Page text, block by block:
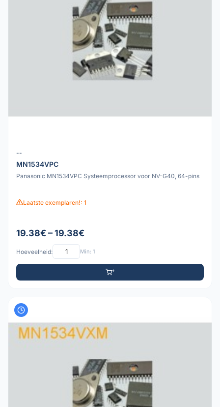
--
MN1534VPC
Panasonic MN1534VPC Systeemprocessor voor NV-G40, 64-pins
Laatste exemplaren!: 1
19.38€ – 19.38€
Hoeveelheid: Min: 1